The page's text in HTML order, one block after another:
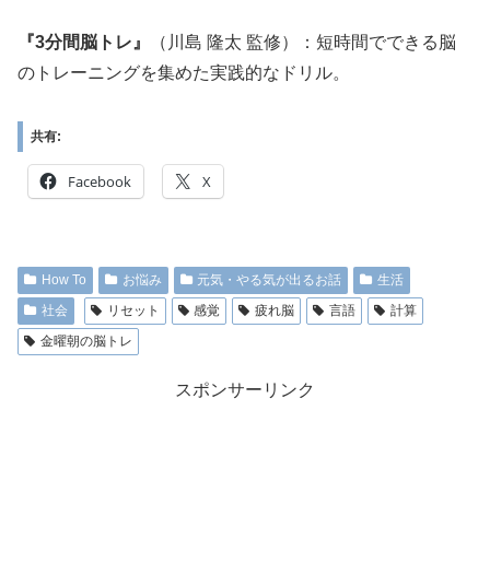
『3分間脳トレ』
（川島 隆太 監修）：短時間でできる脳
のトレーニングを集めた実践的なドリル。
共有:
Facebook X
How To お悩み 元気・やる気が出るお話
生活
社会
リセット 感覚 疲れ脳 言語
計算
金曜朝の脳トレ
スポンサーリンク